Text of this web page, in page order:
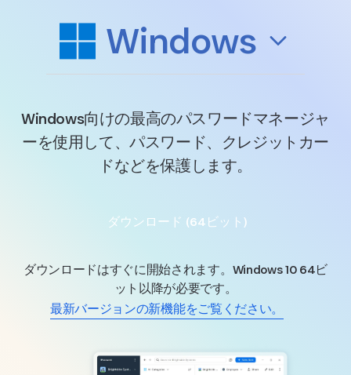
Windows
Windows向けの最高のパスワードマネージャ
ーを使用して、パスワード、クレジットカー
ドなどを保護します。
ダウンロード (64ビット)
ダウンロードはすぐに開始されます。Windows 10 64ビ
ット以降が必要です。
最新バージョンの新機能をご覧ください。